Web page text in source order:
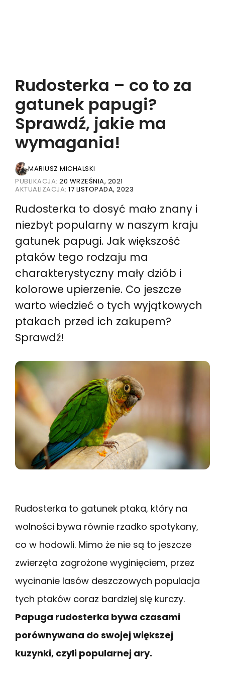
Rudosterka – co to za
gatunek papugi?
Sprawdź, jakie ma
wymagania!
MARIUSZ MICHALSKI
PUBLIKACJA: 20 WRZEŚNIA, 2021
AKTUALIZACJA: 17 LISTOPADA, 2023
Rudosterka to dosyć mało znany i
niezbyt popularny w naszym kraju
gatunek papugi. Jak większość
ptaków tego rodzaju ma
charakterystyczny mały dziób i
kolorowe upierzenie. Co jeszcze
warto wiedzieć o tych wyjątkowych
ptakach przed ich zakupem?
Sprawdź!
Rudosterka to gatunek ptaka, który na
wolności bywa równie rzadko spotykany,
co w hodowli. Mimo że nie są to jeszcze
zwierzęta zagrożone wyginięciem, przez
wycinanie lasów deszczowych populacja
tych ptaków coraz bardziej się kurczy.
Papuga rudosterka bywa czasami
porównywana do swojej większej
kuzynki, czyli popularnej ary.